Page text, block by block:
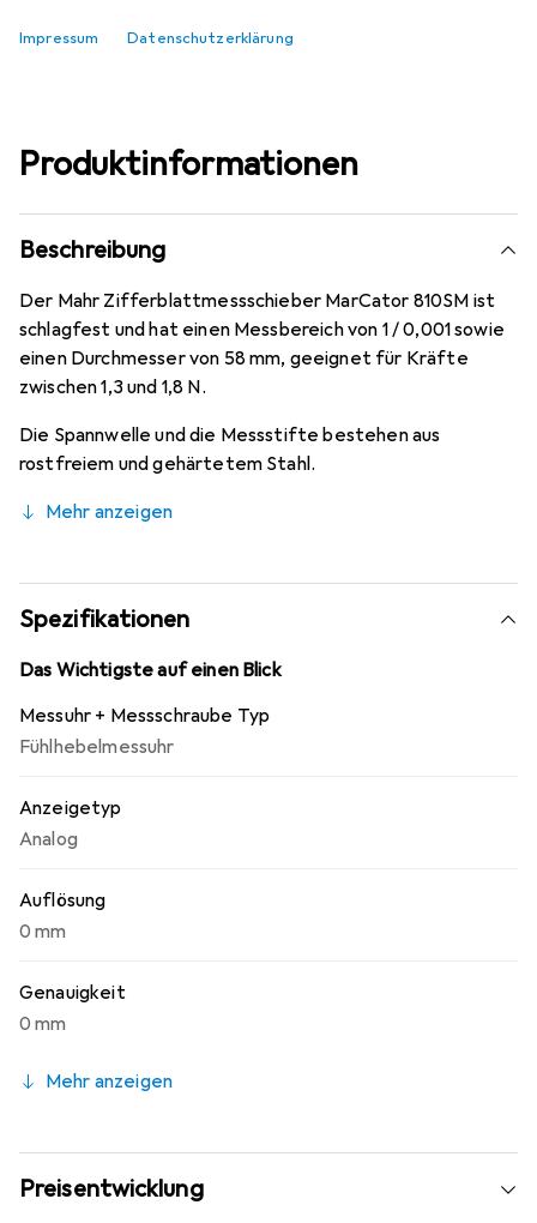
Impressum Datenschutzerklärung
kostenloser Versand
Produktinformationen
Beschreibung
Der Mahr Zifferblattmessschieber MarCator 810SM ist
schlagfest und hat einen Messbereich von 1 / 0,001 sowie
einen Durchmesser von 58 mm, geeignet für Kräfte
zwischen 1,3 und 1,8 N.
Die Spannwelle und die Messstifte bestehen aus
rostfreiem und gehärtetem Stahl.
Mehr anzeigen
Spezifikationen
Das Wichtigste auf einen Blick
Messuhr + Messschraube Typ
Fühlhebelmessuhr
Anzeigetyp
Analog
Auflösung
0 mm
Genauigkeit
0 mm
Mehr anzeigen
Preisentwicklung